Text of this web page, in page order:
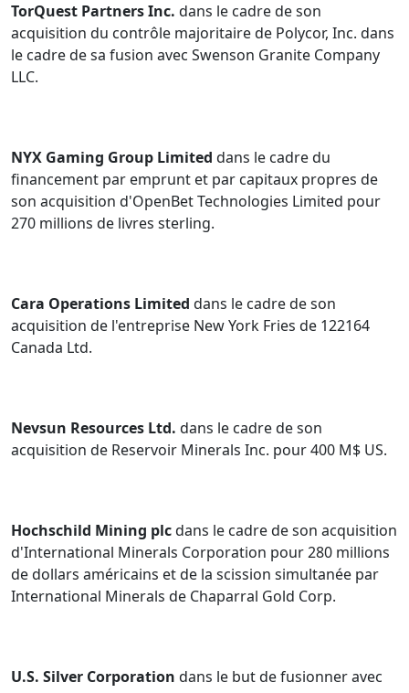
TorQuest Partners Inc. dans le cadre de son
acquisition du contrôle majoritaire de Polycor, Inc. dans
le cadre de sa fusion avec Swenson Granite Company
LLC.
NYX Gaming Group Limited dans le cadre du
financement par emprunt et par capitaux propres de
son acquisition d'OpenBet Technologies Limited pour
270 millions de livres sterling.
Cara Operations Limited dans le cadre de son
acquisition de l'entreprise New York Fries de 122164
Canada Ltd.
Nevsun Resources Ltd. dans le cadre de son
acquisition de Reservoir Minerals Inc. pour 400 M$ US.
Hochschild Mining plcdans le cadre de son acquisition
d'International Minerals Corporation pour 280 millions
de dollars américains et de la scission simultanée par
International Minerals de Chaparral Gold Corp.
U.S. Silver Corporation dans le but de fusionner avec